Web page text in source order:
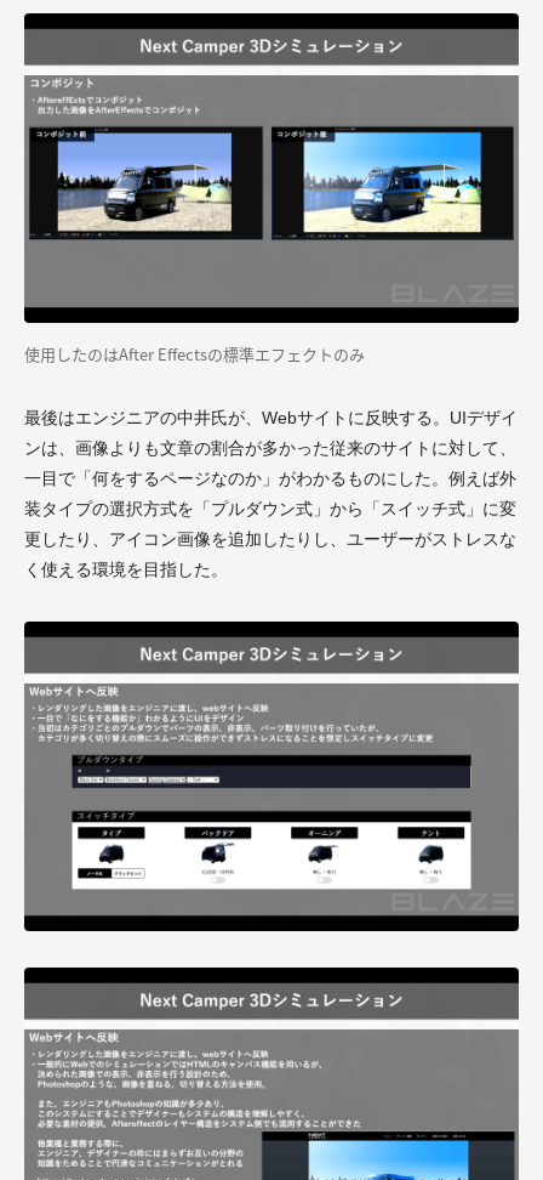
使用したのはAfter Effectsの標準エフェクトのみ
最後はエンジニアの中井氏が、Webサイトに反映する。UIデザイ
ンは、画像よりも文章の割合が多かった従来のサイトに対して、
一目で「何をするページなのか」がわかるものにした。例えば外
装タイプの選択方式を「プルダウン式」から「スイッチ式」に変
更したり、アイコン画像を追加したりし、ユーザーがストレスな
く使える環境を目指した。